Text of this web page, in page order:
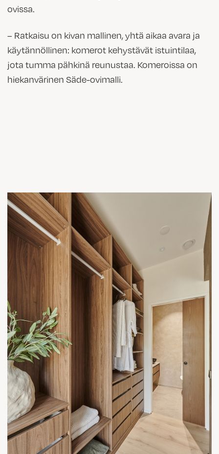
ovissa.
– Ratkaisu on kivan mallinen, yhtä aikaa avara ja
käytännöllinen: komerot kehystävät istuintilaa,
jota tumma pähkinä reunustaa. Komeroissa on
hiekanvärinen Säde-ovimalli.